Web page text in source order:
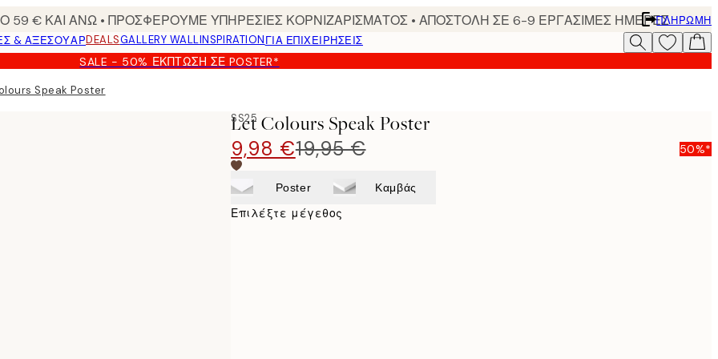
€ ΚΑΙ ΑΝΩ • ΠΡΟΣΦΕΡΟΥΜΕ ΥΠΗΡΕΣΙΕΣ ΚΟΡΝΙΖΑΡΙΣΜΑΤΟΣ • ΑΠΟΣΤΟΛΗ ΣΕ 6-9 ΕΡΓΑΣΙΜΕΣ ΗΜΕΡΕΣΠΛΗΡΩΜΉ
& ΑΞΕΣΟΥΆΡDEALSGALLERY WALLINSPIRATIONΓΙΑ ΕΠΙΧΕΙΡΗΣΕΙΣ
SALE - 50% ΈΚΠΤΩΣΗ ΣΕ POSTER*
Speak Poster
SS25
Let Colours Speak Poster
9,98 €19,95 € 50%*
Poster Καμβάς
Επιλέξτε μέγεθος